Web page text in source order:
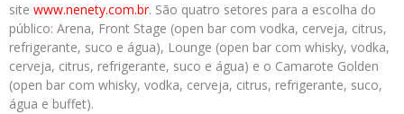
site www.nenety.com.br. São quatro setores para a escolha do
público: Arena, Front Stage (open bar com vodka, cerveja, citrus,
refrigerante, suco e água), Lounge (open bar com whisky, vodka,
cerveja, citrus, refrigerante, suco e água) e o Camarote Golden
(open bar com whisky, vodka, cerveja, citrus, refrigerante, suco,
água e buffet).